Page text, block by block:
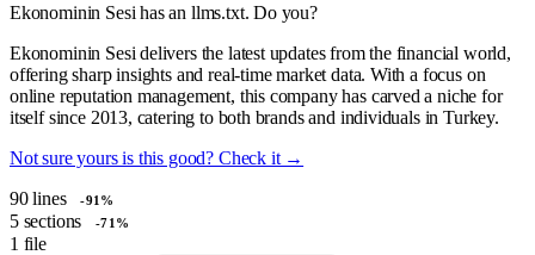
Ekonominin Sesi has an llms.txt. Do you?
Ekonominin Sesi delivers the latest updates from the financial world,
offering sharp insights and real-time market data. With a focus on
online reputation management, this company has carved a niche for
itself since 2013, catering to both brands and individuals in Turkey.
Not sure yours is this good? Check it →
90 lines -91%
5 sections -71%
1 file